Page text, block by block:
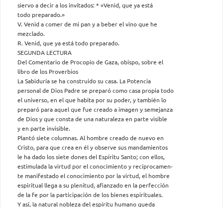
siervo a decir a los invitados: * «Venid, que ya está
todo preparado.»
V. Venid a comer de mi pan y a beber el vino que he
mezclado.
R. Venid, que ya está todo preparado.
SEGUNDA LECTURA
Del Comentario de Procopio de Gaza, obispo, sobre el
libro de los Proverbios
La Sabiduría se ha construido su casa. La Potencia
personal de Dios Padre se preparó como casa propia todo
el universo, en el que habita por su poder, y también lo
preparó para aquel que fue creado a imagen y semejanza
de Dios y que consta de una naturaleza en parte visible
y en parte invisible.
Plantó siete columnas. Al hombre creado de nuevo en
Cristo, para que crea en él y observe sus mandamientos
le ha dado los siete dones del Espíritu Santo; con ellos,
estimulada la virtud por el conocimiento y recíprocamen-
te manifestado el conocimiento por la virtud, el hombre
espiritual llega a su plenitud, afianzado en la perfección
de la fe por la participación de los bienes espirituales.
Y así, la natural nobleza del espíritu humano queda